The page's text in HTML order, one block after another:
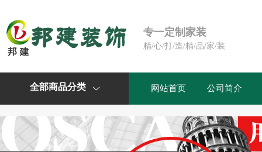
专一定制家装
精/心/打/造/精/品/家/装
全部商品分类  网站首页 公司简介